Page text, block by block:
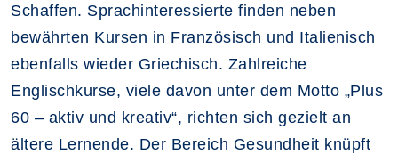
Schaffen. Sprachinteressierte finden neben
bewährten Kursen in Französisch und Italienisch
ebenfalls wieder Griechisch. Zahlreiche
Englischkurse, viele davon unter dem Motto „Plus
60 – aktiv und kreativ“, richten sich gezielt an
ältere Lernende. Der Bereich Gesundheit knüpft